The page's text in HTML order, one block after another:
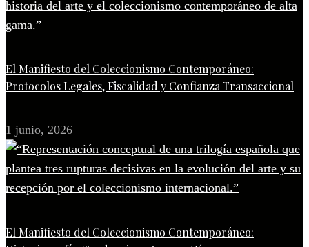
El Manifiesto del Coleccionismo Contemporáneo:
Protocolos Legales, Fiscalidad y Confianza Transaccional
1 junio, 2026
El Manifiesto del Coleccionismo Contemporáneo: